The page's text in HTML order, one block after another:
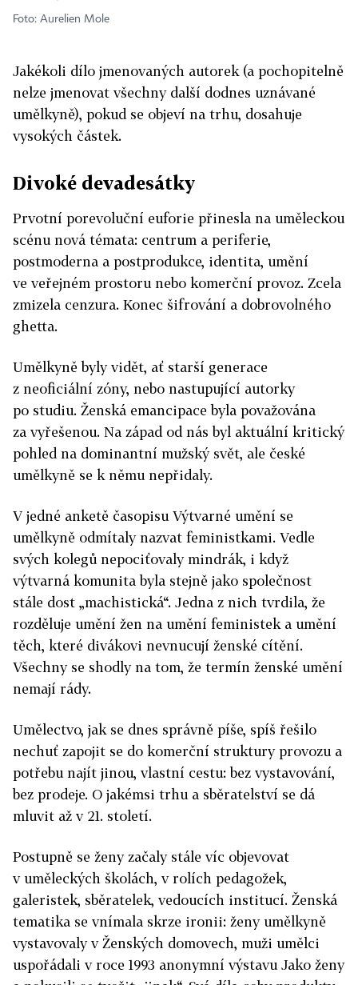
Foto: Aurelien Mole
Jakékoli dílo jmenovaných autorek (a pochopitelně
nelze jmenovat všechny další dodnes uznávané
umělkyně), pokud se objeví na trhu, dosahuje
vysokých částek.
Divoké devadesátky
Prvotní porevoluční euforie přinesla na uměleckou
scénu nová témata: centrum a periferie,
postmoderna a postprodukce, identita, umění
ve veřejném prostoru nebo komerční provoz. Zcela
zmizela cenzura. Konec šifrování a dobrovolného
ghetta.
Umělkyně byly vidět, ať starší generace
z neoficiální zóny, nebo nastupující autorky
po studiu. Ženská emancipace byla považována
za vyřešenou. Na západ od nás byl aktuální kritický
pohled na dominantní mužský svět, ale české
umělkyně se k němu nepřidaly.
V jedné anketě časopisu Výtvarné umění se
umělkyně odmítaly nazvat feministkami. Vedle
svých kolegů nepociťovaly mindrák, i když
výtvarná komunita byla stejně jako společnost
stále dost „machistická“. Jedna z nich tvrdila, že
rozděluje umění žen na umění feministek a umění
těch, které divákovi nevnucují ženské cítění.
Všechny se shodly na tom, že termín ženské umění
nemají rády.
Umělectvo, jak se dnes správně píše, spíš řešilo
nechuť zapojit se do komerční struktury provozu a
potřebu najít jinou, vlastní cestu: bez vystavování,
bez prodeje. O jakémsi trhu a sběratelství se dá
mluvit až v 21. století.
Postupně se ženy začaly stále víc objevovat
v uměleckých školách, v rolích pedagožek,
galeristek, sběratelek, vedoucích institucí. Ženská
tematika se vnímala skrze ironii: ženy umělkyně
vystavovaly v Ženských domovech, muži umělci
uspořádali v roce 1993 anonymní výstavu Jako ženy